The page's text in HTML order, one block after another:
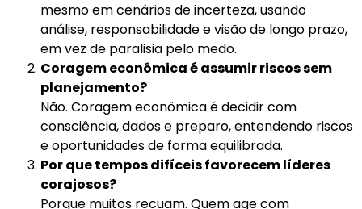
mesmo em cenários de incerteza, usando
análise, responsabilidade e visão de longo prazo,
em vez de paralisia pelo medo.
Coragem econômica é assumir riscos sem
planejamento?
Não. Coragem econômica é decidir com
consciência, dados e preparo, entendendo riscos
e oportunidades de forma equilibrada.
Por que tempos difíceis favorecem líderes
corajosos?
Porque muitos recuam. Quem age com